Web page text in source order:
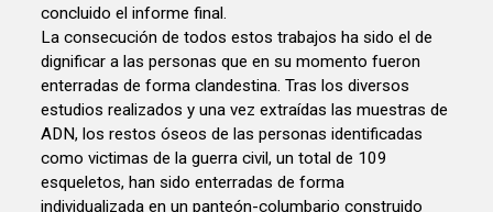
concluido el informe final.
La consecución de todos estos trabajos ha sido el de
dignificar a las personas que en su momento fueron
enterradas de forma clandestina. Tras los diversos
estudios realizados y una vez extraídas las muestras de
ADN, los restos óseos de las personas identificadas
como victimas de la guerra civil, un total de 109
esqueletos, han sido enterradas de forma
individualizada en un panteón-columbario construido